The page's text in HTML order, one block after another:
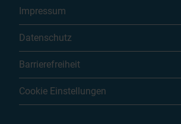
Impressum
Datenschutz
Barrierefreiheit
Cookie Einstellungen